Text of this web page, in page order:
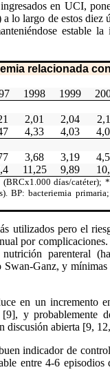
en UCI,
lo largo de estos diez
estable
relacionada
1998 1999
2,01 2,04
4,33 4,03
3,68 3,19
11,25 9,89
(BRCx1.000 días/catéter);
BP: bacteriemia
utilizados pero el
por
parenteral
Swan-Ganz, y
en un incremento
y probablemente
discusión abierta [9,
indicador de
entre 4-6